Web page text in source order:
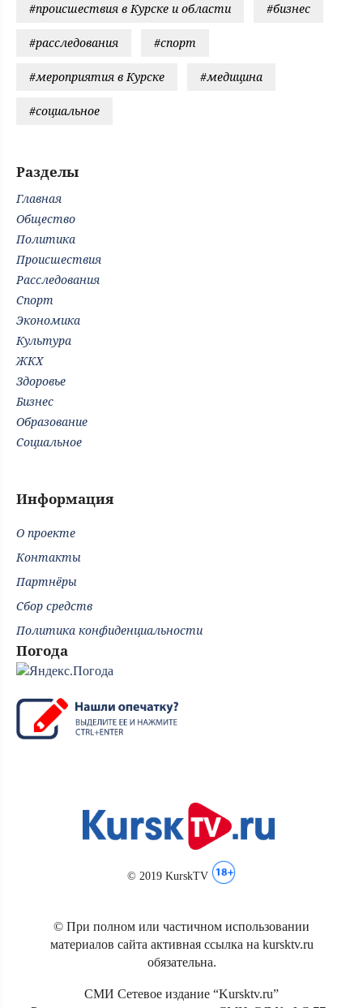
#происшествия в Курске и области #бизнес
#расследования #спорт
#мероприятия в Курске #медицина
#социальное
Разделы
Главная
Общество
Политика
Происшествия
Расследования
Спорт
Экономика
Культура
ЖКХ
Здоровье
Бизнес
Образование
Социальное
Информация
О проекте
Контакты
Партнёры
Сбор средств
Политика конфиденциальности
Погода
© 2019 KurskTV
© При полном или частичном использовании
материалов сайта активная ссылка на kursktv.ru
обязательна.
СМИ Сетевое издание “Kursktv.ru”